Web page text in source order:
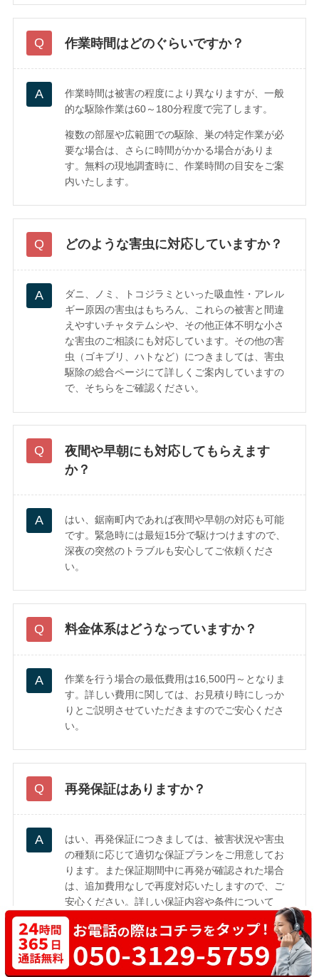
作業時間はどのぐらいですか？
作業時間は被害の程度により異なりますが、一般
的な駆除作業は60～180分程度で完了します。
複数の部屋や広範囲での駆除、巣の特定作業が必
要な場合は、さらに時間がかかる場合がありま
す。無料の現地調査時に、作業時間の目安をご案
内いたします。
どのような害虫に対応していますか？
ダニ、ノミ、トコジラミといった吸血性・アレル
ギー原因の害虫はもちろん、これらの被害と間違
えやすいチャタテムシや、その他正体不明な小さ
な害虫のご相談にも対応しています。その他の害
虫（ゴキブリ、ハトなど）につきましては、害虫
駆除の総合ページにて詳しくご案内していますの
で、そちらをご確認ください。
夜間や早朝にも対応してもらえます
か？
はい、鋸南町内であれば夜間や早朝の対応も可能
です。緊急時には最短15分で駆けつけますので、
深夜の突然のトラブルも安心してご依頼くださ
い。
料金体系はどうなっていますか？
作業を行う場合の最低費用は16,500円～となりま
す。詳しい費用に関しては、お見積り時にしっか
りとご説明させていただきますのでご安心くださ
い。
再発保証はありますか？
はい、再発保証につきましては、被害状況や害虫
の種類に応じて適切な保証プランをご用意してお
ります。また保証期間中に再発が確認された場合
は、追加費用なしで再度対応いたしますので、ご
安心ください。詳しい保証内容や条件について
は、現地調査時にスタッフが詳しくご説明いたし
ます。ぜひお気軽にご相談ください。